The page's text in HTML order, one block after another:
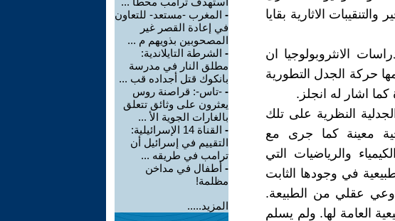
الاثارية بقايا
الانثروبولوجيا ان
حركة الجدل التطورية
اشار له انجلز.
النظرية على تلك
معينة كما جرى مع
والرياضيات التي
في وجودها الثابت
وعي عقلي من الطبيعة.
العامة لها. ولم يسلم
- المغرب -مستعد- للتعاون
في إعادة القصر غير
المصحوبين بذويهم م ...
- الشرطة التايلاندية:
مطلق النار في مدرسة
بانكوك قتل أجداده قب ...
- -تاس-: قراصنة روس
يعثرون على وثائق تتعلق
بالغارات الجوية الأ ...
-
القناة 14 الإسرائيلية:
التقييم في إسرائيل أن
ترامب في طريقه ...
- أطفال في مداخن
مظلمة!
المزيد.....